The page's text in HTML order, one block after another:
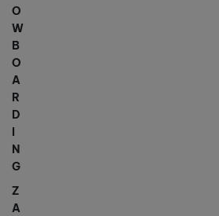
O
W
B
O
A
R
D
N
G
Z
A